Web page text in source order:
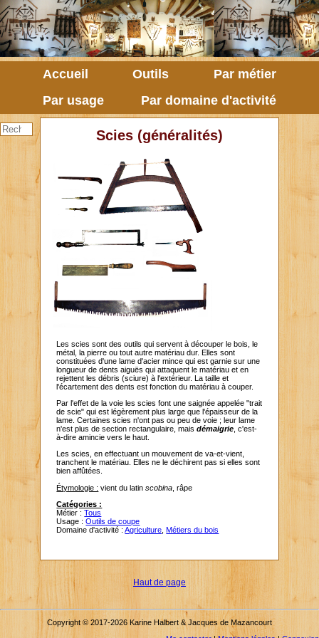
Accueil Outils
Par métier
Par usage
Par domaine d'activité
Scies (généralités)
Les scies sont des outils qui servent à découper le bois, le
métal, la pierre ou tout autre matériau dur. Elles sont
constituées d'une lame d'acier mince qui est garnie sur une
longueur de dents aiguës qui attaquent le matériau et en
rejettent les débris (sciure) à l'extérieur. La taille et
l'écartement des dents est fonction du matériau à couper.
Par l'effet de la voie les scies font une saignée appelée "trait
de scie" qui est légèrement plus large que l'épaisseur de la
lame. Certaines scies n'ont pas ou peu de voie ; leur lame
n'est plus de section rectangulaire, maisdémaigrie , c'est-
à-dire amincie vers le haut.
Les scies, en effectuant un mouvement de va-et-vient,
tranchent le matériau. Elles ne le déchirent pas si elles sont
bien affûtées.
Étymologie : vient du latinscobina , râpe
Catégories :
Métier :Tous
Usage :Outils de coupe
Domaine d'activité :Agriculture ,Métiers du bois
Haut de page
Copyright © 2017-2026 Karine Halbert & Jacques de Mazancourt